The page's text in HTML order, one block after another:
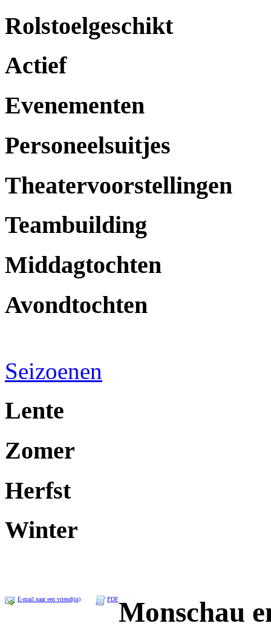
Rolstoelgeschikt
Actief
Evenementen
Personeelsuitjes
Theatervoorstellingen
Teambuilding
Middagtochten
Avondtochten
Seizoenen
Lente
Zomer
Herfst
Winter
E-mail naar een vriend(in) PDFMonschau